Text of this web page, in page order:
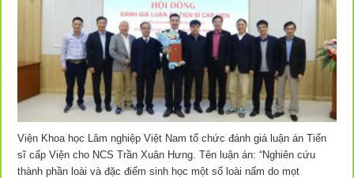
Viện Khoa học Lâm nghiệp Việt Nam tổ chức đánh giá luận án Tiến
sĩ cấp Viện cho NCS Trần Xuân Hưng. Tên luận án: “Nghiên cứu
thành phần loài và đặc điểm sinh học một số loài nấm do mọt